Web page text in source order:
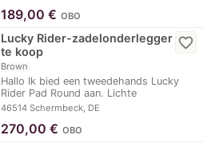
189,00 € OBO
Lucky Rider-zadelonderlegger
te koop
Brown
Hallo Ik bied een tweedehands Lucky
Rider Pad Round aan. Lichte
gebruikssporen, maar…
46514 Schermbeck, DE
favorite_border
270,00 € OBO